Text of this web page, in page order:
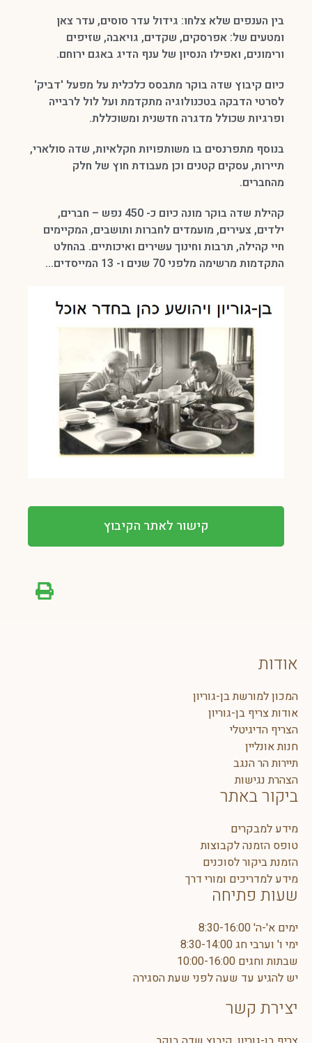
בין הענפים שלא צלחו: גידול עדר סוסים, עדר צאן
ומטעים של: אפרסקים, שקדים, גויאבה, שזיפים
ורימונים, ואפילו הנסיון של ענף הדיג באגם ירוחם.
כיום קיבוץ שדה בוקר מתבסס כלכלית על מפעל 'דביק'
לסרטי הדבקה בטכנולוגיה מתקדמת ועל לול לרבייה
ופרגיות שכולל מדגרה חדשנית ומשוכללת.
בנוסף מתפרנסים בו משותפויות חקלאיות, שדה סולארי,
תיירות, עסקים קטנים וכן מעבודת חוץ של חלק
מהחברים.
קהילת שדה בוקר מונה כיום כ- 450 נפש – חברים,
ילדים, צעירים, מועמדים לחברות ותושבים, המקיימים
חיי קהילה, תרבות וחינוך עשירים ואיכותיים. בהחלט
התקדמות מרשימה מלפני 70 שנים ו- 13 המייסדים…
קישור לאתר הקיבוץ
אודות
המכון למורשת בן-גוריון
אודות צריף בן-גוריון
הצריף הדיגיטלי
חנות אונליין
תיירות הר הנגב
הצהרת נגישות
ביקור באתר
מידע למבקרים
טופס הזמנה לקבוצות
הזמנת ביקור לסוכנים
מידע למדריכים ומורי דרך
שעות פתיחה
ימים א'-ה' 8:30-16:00
ימי ו' וערבי חג 8:30-14:00
שבתות וחגים 10:00-16:00
יש להגיע עד שעה לפני שעת הסגירה
יצירת קשר